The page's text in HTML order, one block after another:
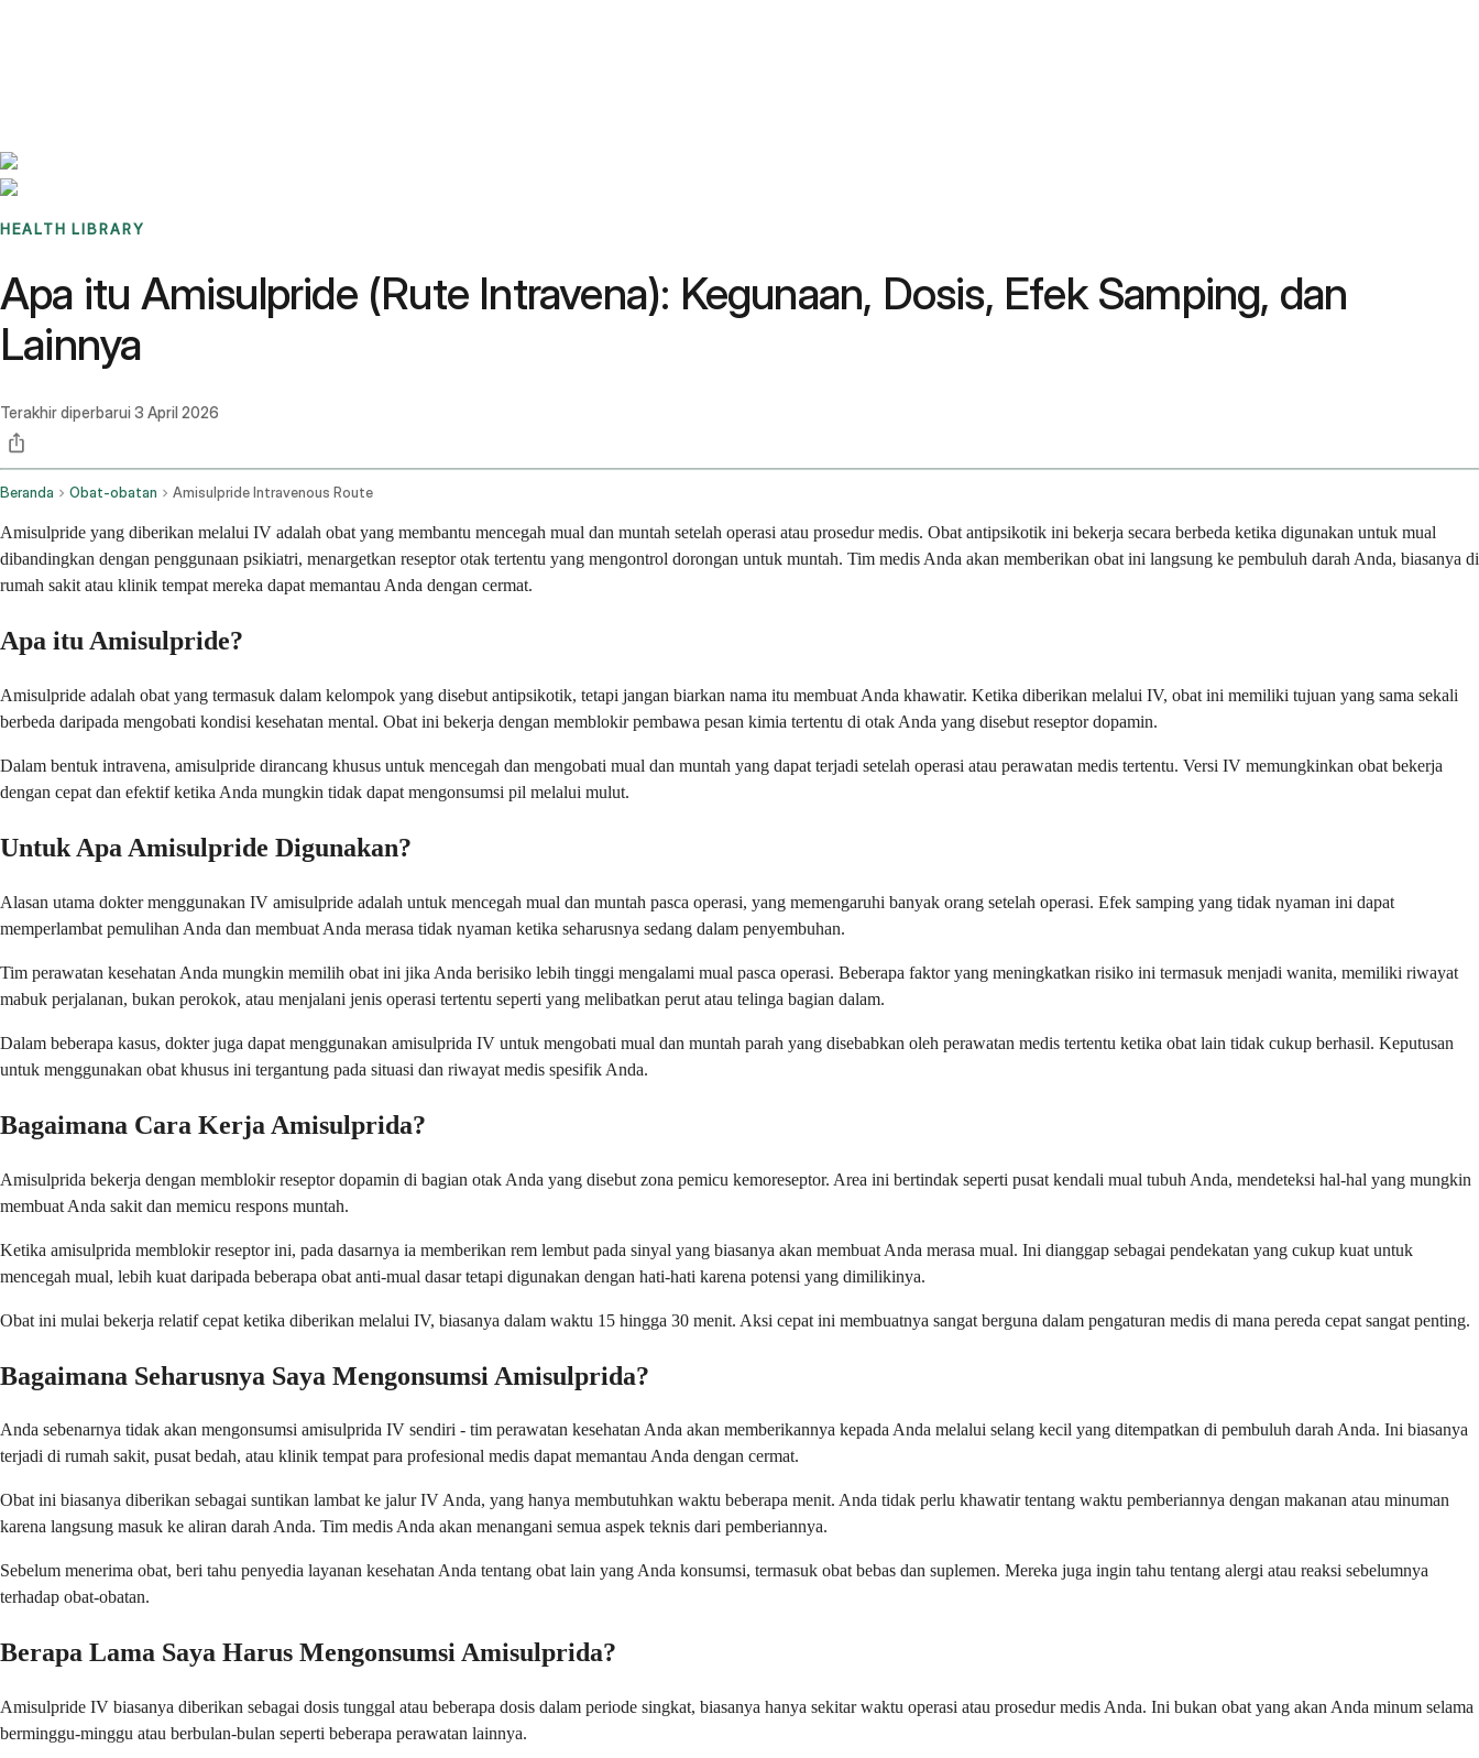
HEALTH LIBRARY
Apa itu Amisulpride (Rute Intravena): Kegunaan, Dosis, Efek Samping, dan
Lainnya
Terakhir diperbarui 3 April 2026
Beranda Obat-obatan Amisulpride Intravenous Route
Amisulpride yang diberikan melalui IV adalah obat yang membantu mencegah mual dan muntah setelah operasi atau prosedur medis. Obat antipsikotik ini bekerja secara berbeda ketika digunakan untuk mual
dibandingkan dengan penggunaan psikiatri, menargetkan reseptor otak tertentu yang mengontrol dorongan untuk muntah. Tim medis Anda akan memberikan obat ini langsung ke pembuluh darah Anda, biasanya di
rumah sakit atau klinik tempat mereka dapat memantau Anda dengan cermat.
Apa itu Amisulpride?
Amisulpride adalah obat yang termasuk dalam kelompok yang disebut antipsikotik, tetapi jangan biarkan nama itu membuat Anda khawatir. Ketika diberikan melalui IV, obat ini memiliki tujuan yang sama sekali
berbeda daripada mengobati kondisi kesehatan mental. Obat ini bekerja dengan memblokir pembawa pesan kimia tertentu di otak Anda yang disebut reseptor dopamin.
Dalam bentuk intravena, amisulpride dirancang khusus untuk mencegah dan mengobati mual dan muntah yang dapat terjadi setelah operasi atau perawatan medis tertentu. Versi IV memungkinkan obat bekerja
dengan cepat dan efektif ketika Anda mungkin tidak dapat mengonsumsi pil melalui mulut.
Untuk Apa Amisulpride Digunakan?
Alasan utama dokter menggunakan IV amisulpride adalah untuk mencegah mual dan muntah pasca operasi, yang memengaruhi banyak orang setelah operasi. Efek samping yang tidak nyaman ini dapat
memperlambat pemulihan Anda dan membuat Anda merasa tidak nyaman ketika seharusnya sedang dalam penyembuhan.
Tim perawatan kesehatan Anda mungkin memilih obat ini jika Anda berisiko lebih tinggi mengalami mual pasca operasi. Beberapa faktor yang meningkatkan risiko ini termasuk menjadi wanita, memiliki riwayat
mabuk perjalanan, bukan perokok, atau menjalani jenis operasi tertentu seperti yang melibatkan perut atau telinga bagian dalam.
Dalam beberapa kasus, dokter juga dapat menggunakan amisulprida IV untuk mengobati mual dan muntah parah yang disebabkan oleh perawatan medis tertentu ketika obat lain tidak cukup berhasil. Keputusan
untuk menggunakan obat khusus ini tergantung pada situasi dan riwayat medis spesifik Anda.
Bagaimana Cara Kerja Amisulprida?
Amisulprida bekerja dengan memblokir reseptor dopamin di bagian otak Anda yang disebut zona pemicu kemoreseptor. Area ini bertindak seperti pusat kendali mual tubuh Anda, mendeteksi hal-hal yang mungkin
membuat Anda sakit dan memicu respons muntah.
Ketika amisulprida memblokir reseptor ini, pada dasarnya ia memberikan rem lembut pada sinyal yang biasanya akan membuat Anda merasa mual. Ini dianggap sebagai pendekatan yang cukup kuat untuk
mencegah mual, lebih kuat daripada beberapa obat anti-mual dasar tetapi digunakan dengan hati-hati karena potensi yang dimilikinya.
Obat ini mulai bekerja relatif cepat ketika diberikan melalui IV, biasanya dalam waktu 15 hingga 30 menit. Aksi cepat ini membuatnya sangat berguna dalam pengaturan medis di mana pereda cepat sangat penting.
Bagaimana Seharusnya Saya Mengonsumsi Amisulprida?
Anda sebenarnya tidak akan mengonsumsi amisulprida IV sendiri - tim perawatan kesehatan Anda akan memberikannya kepada Anda melalui selang kecil yang ditempatkan di pembuluh darah Anda. Ini biasanya
terjadi di rumah sakit, pusat bedah, atau klinik tempat para profesional medis dapat memantau Anda dengan cermat.
Obat ini biasanya diberikan sebagai suntikan lambat ke jalur IV Anda, yang hanya membutuhkan waktu beberapa menit. Anda tidak perlu khawatir tentang waktu pemberiannya dengan makanan atau minuman
karena langsung masuk ke aliran darah Anda. Tim medis Anda akan menangani semua aspek teknis dari pemberiannya.
Sebelum menerima obat, beri tahu penyedia layanan kesehatan Anda tentang obat lain yang Anda konsumsi, termasuk obat bebas dan suplemen. Mereka juga ingin tahu tentang alergi atau reaksi sebelumnya
terhadap obat-obatan.
Berapa Lama Saya Harus Mengonsumsi Amisulprida?
Amisulpride IV biasanya diberikan sebagai dosis tunggal atau beberapa dosis dalam periode singkat, biasanya hanya sekitar waktu operasi atau prosedur medis Anda. Ini bukan obat yang akan Anda minum selama
berminggu-minggu atau berbulan-bulan seperti beberapa perawatan lainnya.